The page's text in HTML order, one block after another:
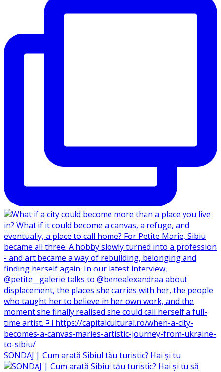
SONDAJ | Cum arată Sibiul tău turistic? Hai și tu